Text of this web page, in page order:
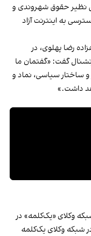
نظیر حقوق شهروندی و
به اینترنت آزاد
رضا پهلوی، در
گفت: «گفتمان ما
و ساختار سیاسی، نماد و
داشت.»
وکلای «یک‌کلمه» در
شبکه وکلای یک‌کلمه